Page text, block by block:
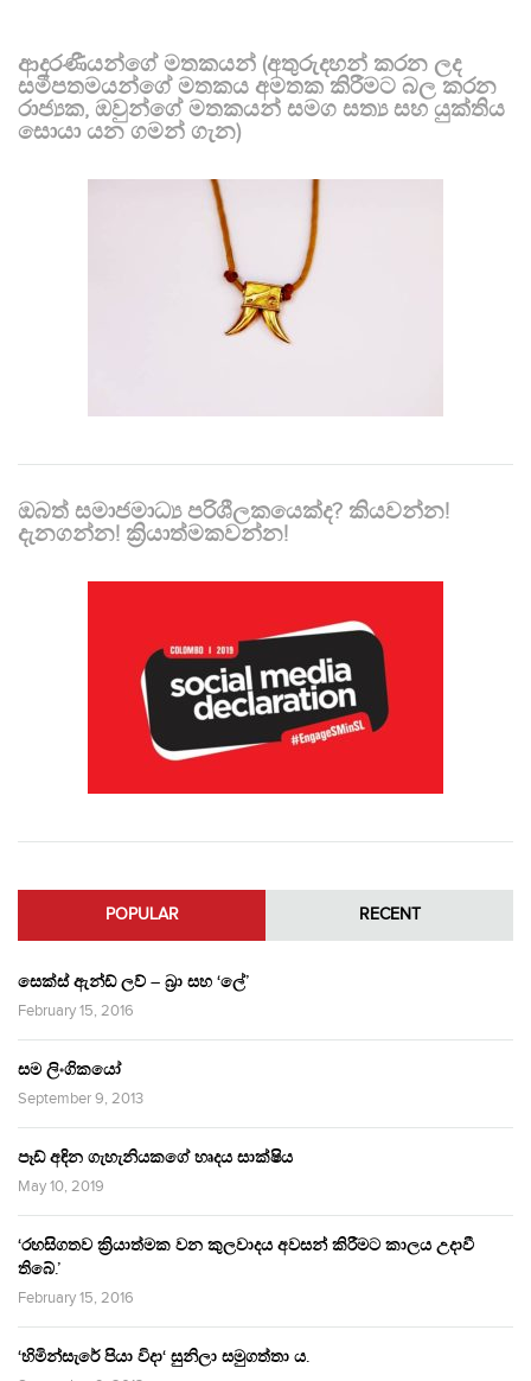
ආදරණීයන්ගේ මතකයන් (අතුරුදහන් කරන ලද
සමීපතමයන්ගේ මතකය අමතක කිරීමට බල කරන
රාජ්‍යක, ඔවුන්ගේ මතකයන් සමග සත්‍ය සහ යුක්තිය
සොයා යන ගමන් ගැන)
ඔබත් සමාජමාධ්‍ය පරිශීලකයෙක්ද? කියවන්න!
දැනගන්න! ක්‍රියාත්මකවන්න!
POPULAR RECENT
සෙක්ස් ඇන්ඩ් ලව් – බ්‍රා සහ ‘ලේ’
February 15, 2016
සම ලිංගිකයෝ
September 9, 2013
පෑඩ් අඳින ගැහැනියකගේ හෘදය සාක්ෂිය
May 10, 2019
‘රහසිගතව ක්‍රියාත්මක වන කුලවාදය අවසන් කිරීමට කාලය උදාවී
තිබේ.’
February 15, 2016
‘හිමින්සැරේ පියා විදා‘ සුනිලා සමුගත්තා ය.